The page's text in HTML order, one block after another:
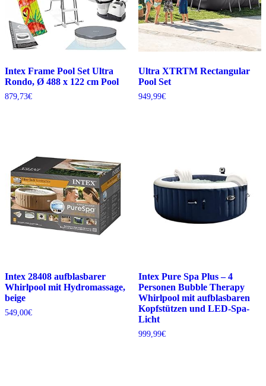
Intex Frame Pool Set Ultra
Rondo, Ø 488 x 122 cm Pool
879,73€
Ultra XTRTM Rectangular
Pool Set
949,99€
Intex 28408 aufblasbarer
Whirlpool mit Hydromassage,
beige
549,00€
Intex Pure Spa Plus – 4
Personen Bubble Therapy
Whirlpool mit aufblasbaren
Kopfstützen und LED-Spa-
Licht
999,99€